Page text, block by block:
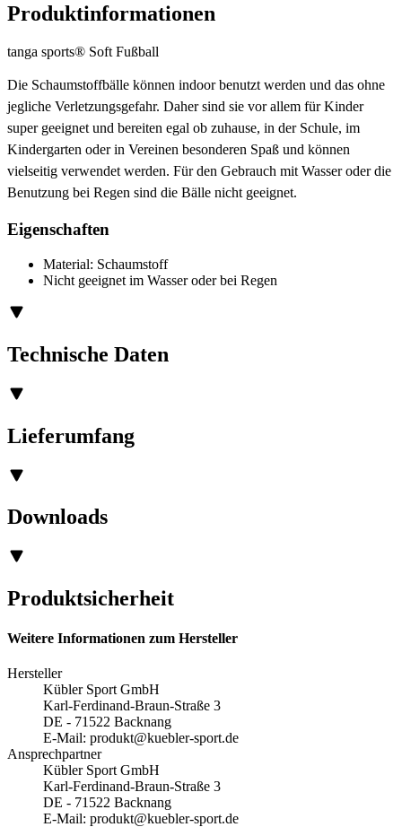
Produktinformationen
tanga sports® Soft Fußball
Die Schaumstoffbälle können indoor benutzt werden und das ohne
jegliche Verletzungsgefahr. Daher sind sie vor allem für Kinder
super geeignet und bereiten egal ob zuhause, in der Schule, im
Kindergarten oder in Vereinen besonderen Spaß und können
vielseitig verwendet werden. Für den Gebrauch mit Wasser oder die
Benutzung bei Regen sind die Bälle nicht geeignet.
Eigenschaften
Material: Schaumstoff
Nicht geeignet im Wasser oder bei Regen
Technische Daten
Lieferumfang
Downloads
Produktsicherheit
Weitere Informationen zum Hersteller
Hersteller
Kübler Sport GmbH
Karl-Ferdinand-Braun-Straße 3
DE - 71522 Backnang
E-Mail: produkt@kuebler-sport.de
Ansprechpartner
Kübler Sport GmbH
Karl-Ferdinand-Braun-Straße 3
DE - 71522 Backnang
E-Mail: produkt@kuebler-sport.de